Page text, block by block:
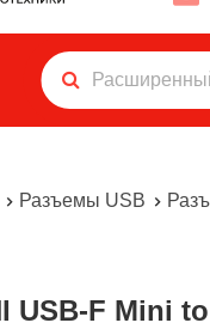
Разъемы USB
USB-F Mini